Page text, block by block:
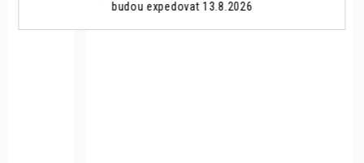
budou expedovat 13.8.2026